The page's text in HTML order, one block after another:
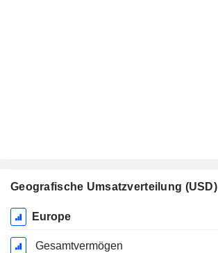
Geografische Umsatzverteilung (USD)
Ende d.
Geschäftsjahres:
Dezember
Europe
Gesamtvermögen